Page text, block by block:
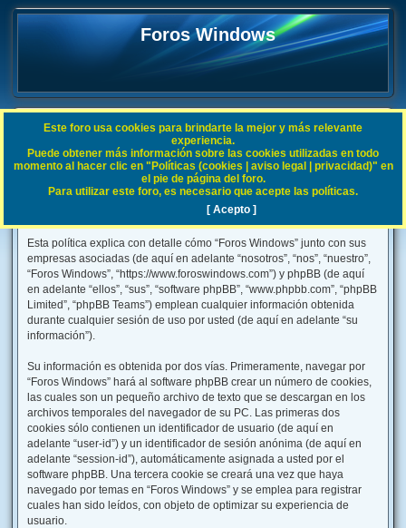
Foros Windows
FAQ
Índice general
B
Foros Windows - Política de privacidad
Esta política explica con detalle cómo “Foros Windows” junto con sus
empresas asociadas (de aquí en adelante “nosotros”, “nos”, “nuestro”,
“Foros Windows”, “https://www.foroswindows.com”) y phpBB (de aquí
en adelante “ellos”, “sus”, “software phpBB”, “www.phpbb.com”, “phpBB
Limited”, “phpBB Teams”) emplean cualquier información obtenida
durante cualquier sesión de uso por usted (de aquí en adelante “su
información”).
Su información es obtenida por dos vías. Primeramente, navegar por
“Foros Windows” hará al software phpBB crear un número de cookies,
las cuales son un pequeño archivo de texto que se descargan en los
archivos temporales del navegador de su PC. Las primeras dos
cookies sólo contienen un identificador de usuario (de aquí en
adelante “user-id”) y un identificador de sesión anónima (de aquí en
adelante “session-id”), automáticamente asignada a usted por el
software phpBB. Una tercera cookie se creará una vez que haya
navegado por temas en “Foros Windows” y se emplea para registrar
cuales han sido leídos, con objeto de optimizar su experiencia de
usuario.
Este foro usa cookies para brindarte la mejor y más relevante
experiencia.
Puede obtener más información sobre las cookies utilizadas en todo
momento al hacer clic en "Políticas (cookies | aviso legal | privacidad)" en
el pie de página del foro.
Para utilizar este foro, es necesario que acepte las políticas.
[ Acepto ]